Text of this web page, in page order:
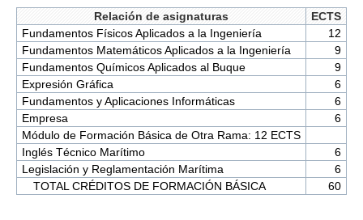
Relación de asignaturas
ECTS
Fundamentos Físicos Aplicados a la Ingeniería
12
Fundamentos Matemáticos Aplicados a la Ingeniería
9
Fundamentos Químicos Aplicados al Buque
9
Expresión Gráfica
6
Fundamentos y Aplicaciones Informáticas
6
Empresa
6
Módulo de Formación Básica de Otra Rama: 12 ECTS
Inglés Técnico Marítimo
6
Legislación y Reglamentación Marítima
6
TOTAL CRÉDITOS DE FORMACIÓN BÁSICA
60